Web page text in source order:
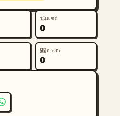
แชร์
0
อ้างอิง
0